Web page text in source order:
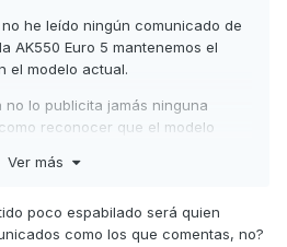
he leído ningún comunicado de
AK550 Euro 5 mantenemos el
el modelo actual.
no lo publicita jamás ninguna
reconocer que el modelo
que a cualquier profano le
la horquilla invertida y los
de anclaje radial en las nuevas
Ver más
poco espabilado será quien
como los que comentas, no?